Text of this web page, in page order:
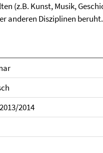
(z.B. Kunst, Musik,
anderen Disziplinen beruht.
2014